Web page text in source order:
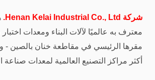
شركة Henan Kelai Industrial Co., Ltd.
معترف به عالميًا لآلات البناء ومعدات اختبار
مقرها الرئيسي في مقاطعة خنان بالصين -
أكثر مراكز التصنيع العالمية لمعدات صناعة